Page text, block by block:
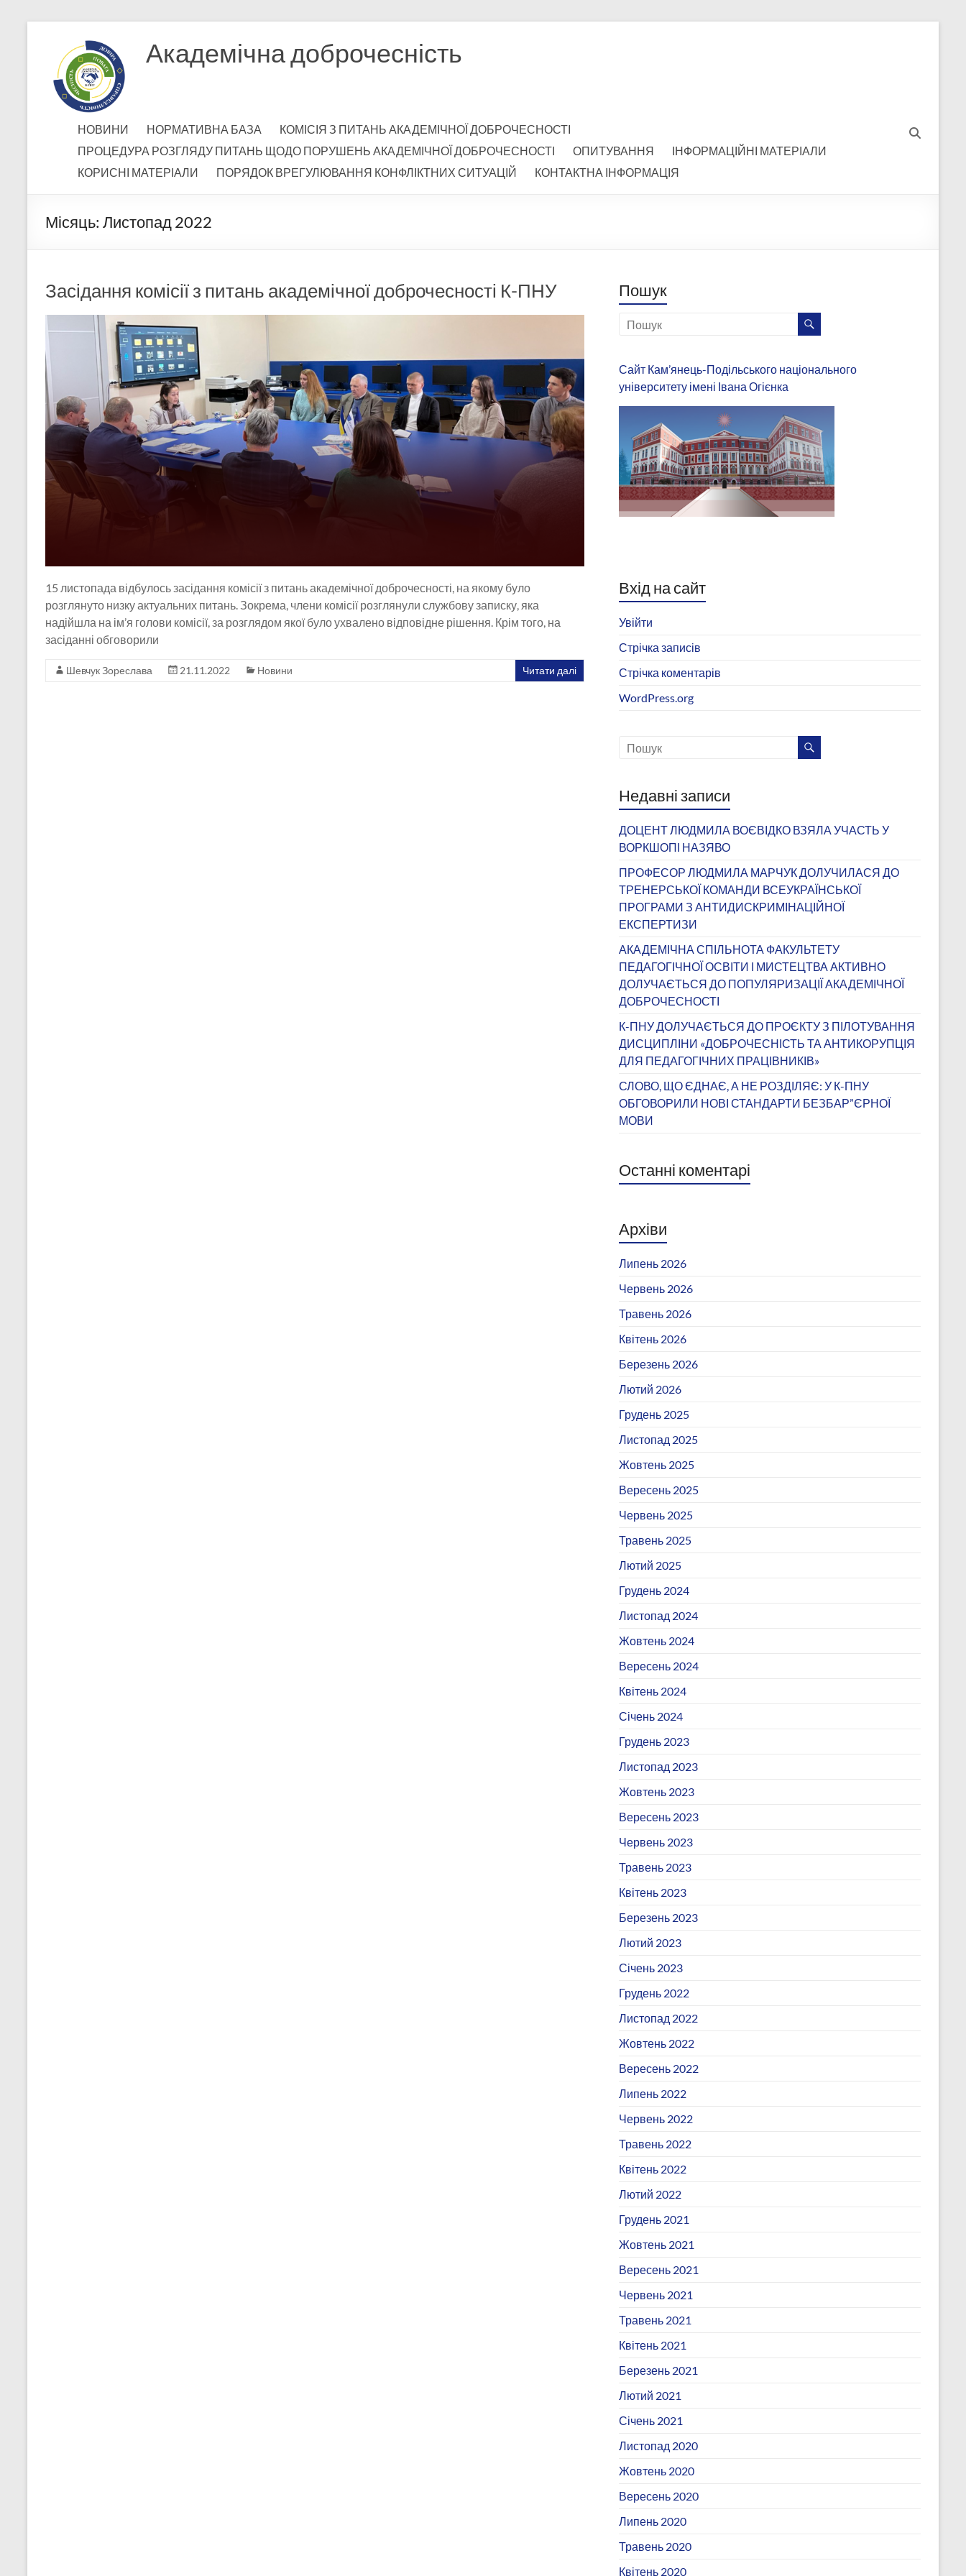
Академічна доброчесність
НОВИНИ НОРМАТИВНА БАЗА
КОМІСІЯ З ПИТАНЬ АКАДЕМІЧНОЇ ДОБРОЧЕСНОСТІ
ПРОЦЕДУРА РОЗГЛЯДУ ПИТАНЬ ЩОДО ПОРУШЕНЬ АКАДЕМІЧНОЇ ДОБРОЧЕСНОСТІ
ОПИТУВАННЯ
ІНФОРМАЦІЙНІ МАТЕРІАЛИ
КОРИСНІ МАТЕРІАЛИ
ПОРЯДОК ВРЕГУЛЮВАННЯ КОНФЛІКТНИХ СИТУАЦІЙ КОНТАКТНА ІНФОРМАЦІЯ
Місяць: Листопад 2022
Засідання комісії з питань академічної доброчесності К-ПНУ
15 листопада відбулось засідання комісії з питань академічної доброчесності, на якому було
розглянуто низку актуальних питань. Зокрема, члени комісії розглянули службову записку, яка
надійшла на ім’я голови комісії, за розглядом якої було ухвалено відповідне рішення. Крім того, на
засіданні обговорили
Шевчук Зореслава 21.11.2022 Новини Читати далі
Пошук
Сайт Кам’янець-Подільського національного
університету імені Івана Огієнка
Вхід на сайт
Увійти
Стрічка записів
Стрічка коментарів
WordPress.org
Недавні записи
ДОЦЕНТ ЛЮДМИЛА ВОЄВІДКО ВЗЯЛА УЧАСТЬ У
ВОРКШОПІ НАЗЯВО
ПРОФЕСОР ЛЮДМИЛА МАРЧУК ДОЛУЧИЛАСЯ ДО
ТРЕНЕРСЬКОЇ КОМАНДИ ВСЕУКРАЇНСЬКОЇ
ПРОГРАМИ З АНТИДИСКРИМІНАЦІЙНОЇ
ЕКСПЕРТИЗИ
АКАДЕМІЧНА СПІЛЬНОТА ФАКУЛЬТЕТУ
ПЕДАГОГІЧНОЇ ОСВІТИ І МИСТЕЦТВА АКТИВНО
ДОЛУЧАЄТЬСЯ ДО ПОПУЛЯРИЗАЦІЇ АКАДЕМІЧНОЇ
ДОБРОЧЕСНОСТІ
К-ПНУ ДОЛУЧАЄТЬСЯ ДО ПРОЄКТУ З ПІЛОТУВАННЯ
ДИСЦИПЛІНИ «ДОБРОЧЕСНІСТЬ ТА АНТИКОРУПЦІЯ
ДЛЯ ПЕДАГОГІЧНИХ ПРАЦІВНИКІВ»
СЛОВО, ЩО ЄДНАЄ, А НЕ РОЗДІЛЯЄ: У К-ПНУ
ОБГОВОРИЛИ НОВІ СТАНДАРТИ БЕЗБАР”ЄРНОЇ
МОВИ
Останні коментарі
Архіви
Липень 2026
Червень 2026
Травень 2026
Квітень 2026
Березень 2026
Лютий 2026
Грудень 2025
Листопад 2025
Жовтень 2025
Вересень 2025
Червень 2025
Травень 2025
Лютий 2025
Грудень 2024
Листопад 2024
Жовтень 2024
Вересень 2024
Квітень 2024
Січень 2024
Грудень 2023
Листопад 2023
Жовтень 2023
Вересень 2023
Червень 2023
Травень 2023
Квітень 2023
Березень 2023
Лютий 2023
Січень 2023
Грудень 2022
Листопад 2022
Жовтень 2022
Вересень 2022
Липень 2022
Червень 2022
Травень 2022
Квітень 2022
Лютий 2022
Грудень 2021
Жовтень 2021
Вересень 2021
Червень 2021
Травень 2021
Квітень 2021
Березень 2021
Лютий 2021
Січень 2021
Листопад 2020
Жовтень 2020
Вересень 2020
Липень 2020
Травень 2020
Квітень 2020